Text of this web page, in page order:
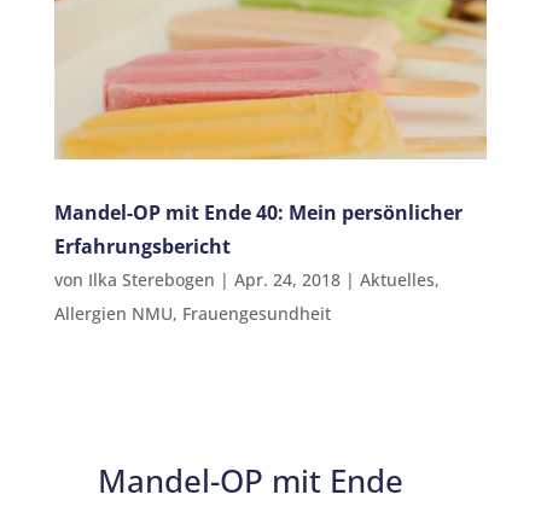
Mandel-OP mit Ende 40: Mein persönlicher
Erfahrungsbericht
von Ilka Sterebogen | Apr. 24, 2018| Aktuelles,
Allergien NMU, Frauengesundheit
Mandel-OP mit Ende